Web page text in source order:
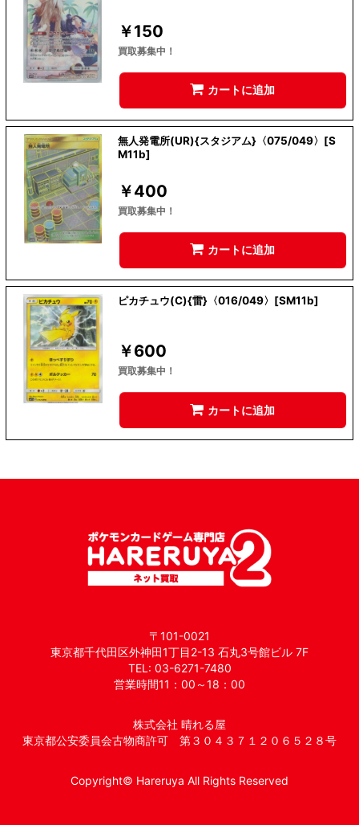
￥150
買取募集中！
カートに追加
無人発電所(UR){スタジアム}〈075/049〉[S
M11b]
￥400
買取募集中！
カートに追加
ピカチュウ(C){雷}〈016/049〉[SM11b]
￥600
買取募集中！
カートに追加
〒101-0021
東京都千代田区外神田1丁目2-13 石丸3号館ビル 7F
TEL: 03-6271-7480
営業時間11：00～18：00
株式会社 晴れる屋
東京都公安委員会古物商許可 第３０４３７１２０６５２８号
Copyright© Hareruya All Rights Reserved